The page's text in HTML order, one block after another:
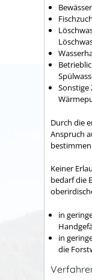
Sonstige
Durch die
Anspruch
Keiner
bedarf die
in
in
die